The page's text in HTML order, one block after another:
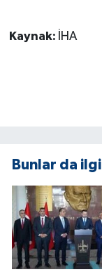
Kaynak: İHA
Bunlar da